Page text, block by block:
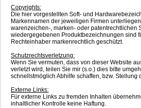
Copyrights:
Die hier vorgestellten Soft- und
Markennamen der jeweiligen Firmen
warenzeichen-, marken- oder patentrechtlichen
wiedergegebenen Produktbezeichnungen sind
Rechteinhaber markenrechtlich geschützt.
Schutzrechtsverletzung:
Wenn Sie vermuten, dass von dieser Website
verletzt wird, teilen Sie mir (s.o.) dies bitte
schnellstmöglich Abhilfe schaffen, bzw. Stellung
Externe Links:
Für externe Links zu fremden Inhalten
inhaltlicher Kontrolle keine Haftung.